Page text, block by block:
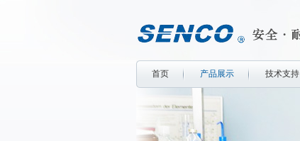
首页 产品展示 技术支持